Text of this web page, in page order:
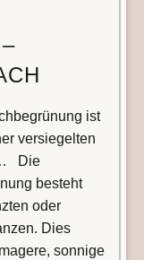
ist
versiegelten
Die
besteht
oder
Dies
sonnige